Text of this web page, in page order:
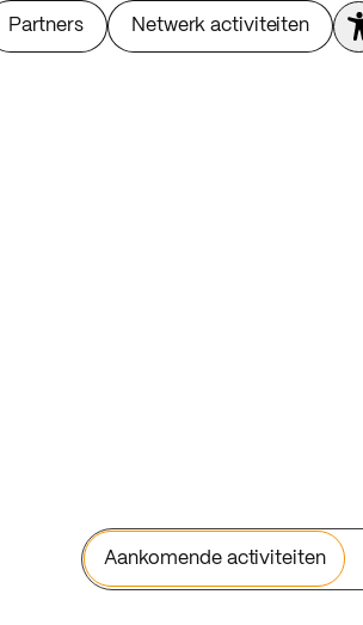
Partners Netwerk activiteiten
Aankomende activiteiten